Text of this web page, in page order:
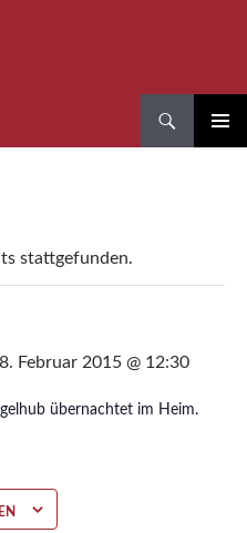
stattgefunden.
Februar 2015 @ 12:30
übernachtet im Heim.